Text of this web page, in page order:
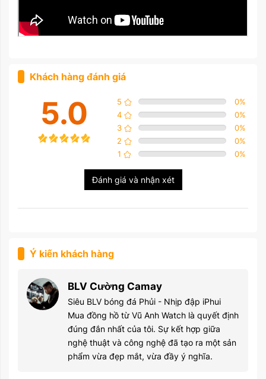
Khách hàng đánh giá
5.0 5 0%
4
0%
3
0%
2
0%
1
0%
Đánh giá và nhận xét
Ý kiến khách hàng
BLV Cường Camay
Siêu BLV bóng đá Phủi - Nhịp đập iPhui
Mua đồng hồ từ Vũ Anh Watch là quyết định
đúng đắn nhất của tôi. Sự kết hợp giữa
nghệ thuật và công nghệ đã tạo ra một sản
phẩm vừa đẹp mắt, vừa đầy ý nghĩa.